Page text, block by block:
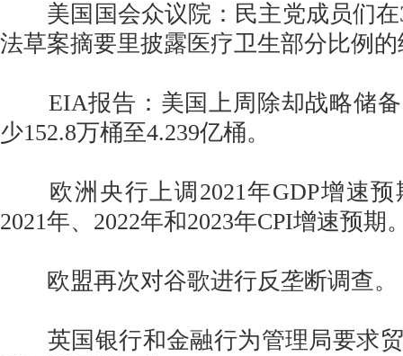
美国国会众议院：民主党成员们在
法草案摘要里披露医疗卫生部分比例
EIA报告：美国上周除却战略储备
少152.8万桶至4.239亿桶。
欧洲央行上调2021年GDP增速预
2021年、2022年和2023年CPI增速预期
欧盟再次对谷歌进行反垄断调查。
英国银行和金融行为管理局要求贸